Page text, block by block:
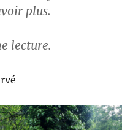
plus.
lecture.